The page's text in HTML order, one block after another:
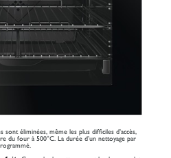
sont éliminées, même les plus difficiles d’accès,
du four à 500°C. La durée d’un nettoyage par